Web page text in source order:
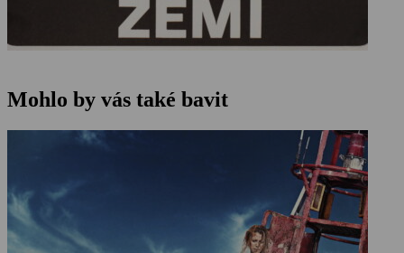
Mohlo by vás také bavit